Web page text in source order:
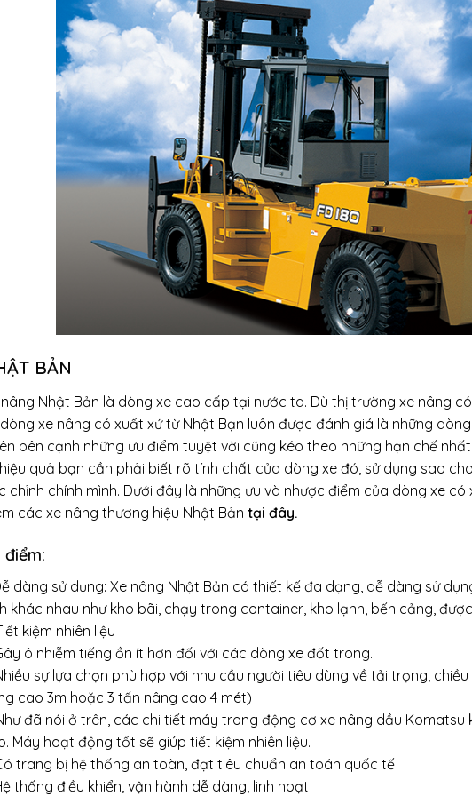
BẢN
Nhật Bản là dòng xe cao cấp tại nước ta. Dù thị trường xe nâng
xe nâng có xuất xứ từ Nhật Bạn luôn được đánh giá là những
bên cạnh những ưu điểm tuyệt vời cũng kéo theo những hạn chế
quả bạn cần phải biết rõ tính chất của dòng xe đó, sử dụng sao
chỉnh chính mình. Dưới đây là những ưu và nhược điểm của dòng xe có
các xe nâng thương hiệu Nhật Bản tại đây.
điểm:
dàng sử dụng: Xe nâng Nhật Bản có thiết kế đa dạng, dễ dàng sử
khác nhau như kho bãi, chạy trong container, kho lạnh, bến cảng,
kiệm nhiên liệu
ô nhiễm tiếng ồn ít hơn đối với các dòng xe đốt trong.
sự lựa chọn phù hợp với nhu cầu người tiêu dùng về tải trọng,
cao 3m hoặc 3 tấn nâng cao 4 mét)
đã nói ở trên, các chi tiết máy trong động cơ xe nâng dầu
Máy hoạt động tốt sẽ giúp tiết kiệm nhiên liệu.
trang bị hệ thống an toàn, đạt tiêu chuẩn an toán quốc tế
thống điều khiển, vận hành dễ dàng, linh hoạt